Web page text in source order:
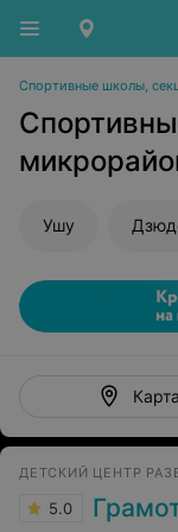
Спортивные школы,
Ушу
Карта
ДЕТСКИЙ ЦЕНТР
5.0